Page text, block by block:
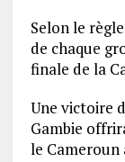
Selon le
de chaque
finale de la
Une victoire
Gambie
le Cameroun